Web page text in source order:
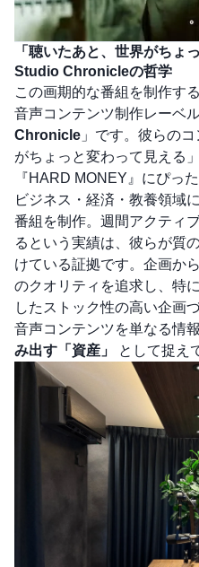
「聴いたあと、世界がち
Studio Chronicleの哲学
この画期的な番組を制作す
音声コンテンツ制作レーベル
Chronicle 」です。彼らの
がちょっと変わって見える
『HARD MONEY』にぴっ
ビジネス・経済・教養領域
番組を制作。週間アクティ
るという実績は、彼らが質
けている証拠です。企画か
のクオリティを追求し、特
したストック性の高い企画
音声コンテンツを単なる情
み出す「資産」
として捉え